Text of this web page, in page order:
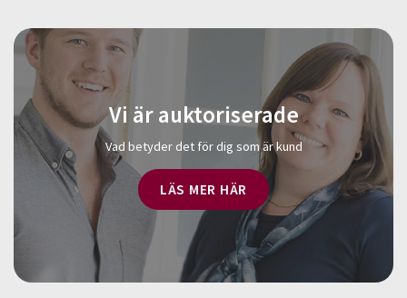
Vi är auktoriserade
Vad betyder det för dig som är kund
LÄS MER HÄR